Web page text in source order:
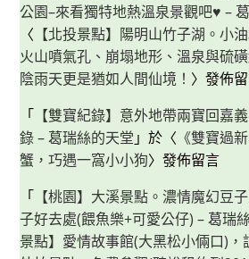
公園–來看獨特地熱溫泉景觀吧♥ –
〈 【北投景點】陽明山竹子湖。小
火山噴氣孔、崩塌地形、溫泉與硫
陰雨天更是猶如人間仙境！ 〉發佈
「 【雙寶紀錄】意外地帶兩寶回嘉
錄 – 葛瑞絲的天堂 」於〈 《雙寶過
蟹，巧遇一窩小小狗〉發佈留言
「 【桃園】大溪景點。濃情魔幻豆
子好去處(餵魚樂+可愛公仔) – 葛瑞
景點】愛情故事館(大黑松小倆口)